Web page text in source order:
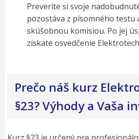
Preveríte si svoje
pozostáva z písomného testu
skúšobnou komisiou. Po jej
získate osvedčenie
Prečo náš kurz
§23? Výhody a Vaša